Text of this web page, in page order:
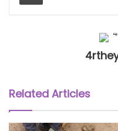
Related Articles